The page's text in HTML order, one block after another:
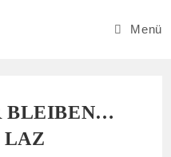
Menü
BLEIBEN…
LAZ